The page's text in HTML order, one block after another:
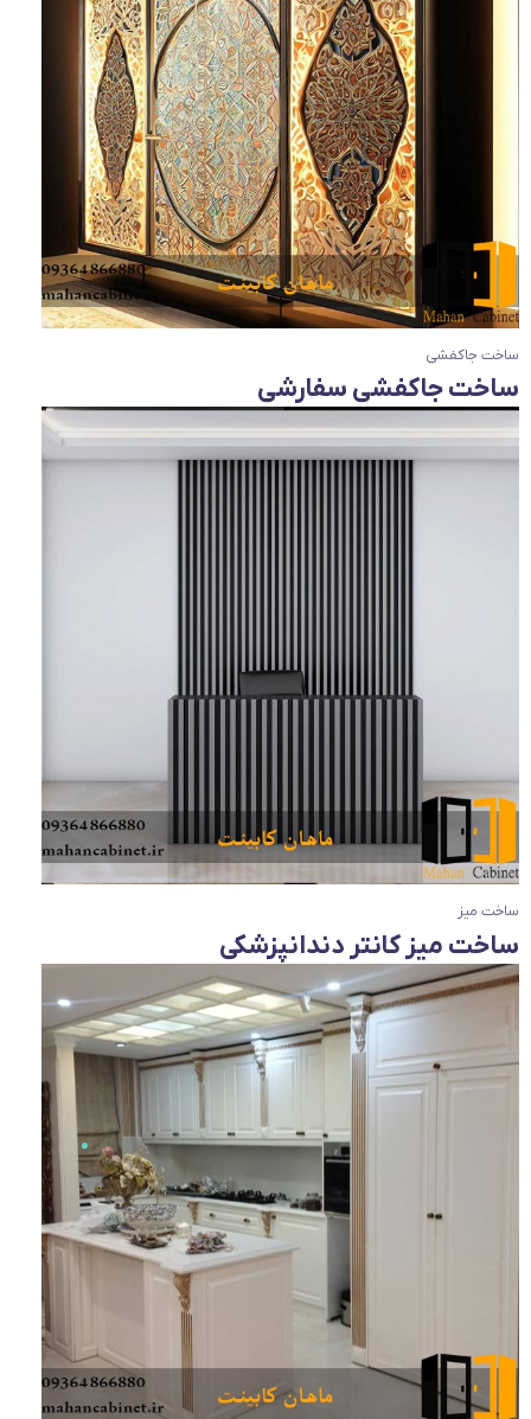
ساخت جاکفشی سفارشی
ساخت جاکفشی
ساخت میز کانتر دندانپزشکی
ساخت میز